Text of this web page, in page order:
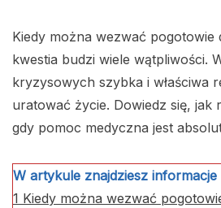
Kiedy można wezwać pogotowie
kwestia budzi wiele wątpliwości.
kryzysowych szybka i właściwa
uratować życie. Dowiedz się, jak
gdy pomoc medyczna jest
W artykule znajdziesz informacje
1 Kiedy można wezwać